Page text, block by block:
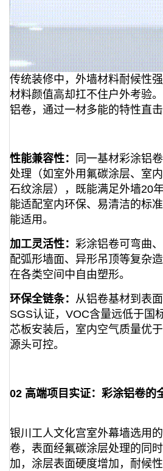
传统装修中，外墙材料耐候性
材料颜值高却扛不住户外考验
铝卷，通过一材多能的特性直击
性能兼容性：
同一基材彩涂铝
处理（如室外用氟碳涂层、室
石纹涂层），既能满足外墙20
能适配室内环保、易清洁的标
能适用。
加工灵活性： 彩涂铝卷可弯曲
配弧形墙面、异形吊顶等复杂
在各类空间中自由塑形。
环保全链条： 从铝卷基材到表
SGS认证，VOC含量远低于国
芯板安装后，室内空气质量优
源头可控。
02 高端项目实证：彩涂铝卷的
银川工人文化宫室外幕墙选用
卷，表面经氟碳涂层处理的同
加，涂层表面硬度增加，耐候